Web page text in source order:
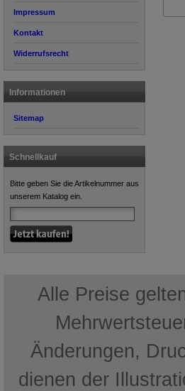
Impressum
Kontakt
Widerrufsrecht
Informationen
Sitemap
Schnellkauf
Bitte geben Sie die Artikelnummer aus
unserem Katalog ein.
Alle Preise
Änderungen,
dienen der